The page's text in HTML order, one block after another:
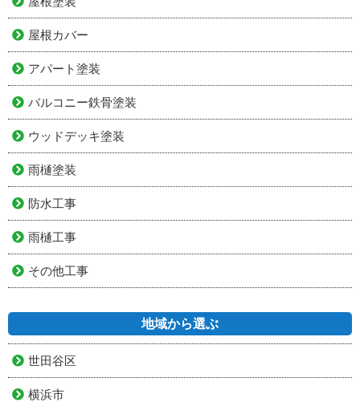
屋根カバー
アパート塗装
バルコニー鉄骨塗装
ウッドデッキ塗装
雨樋塗装
防水工事
雨樋工事
その他工事
地域から選ぶ
世田谷区
横浜市